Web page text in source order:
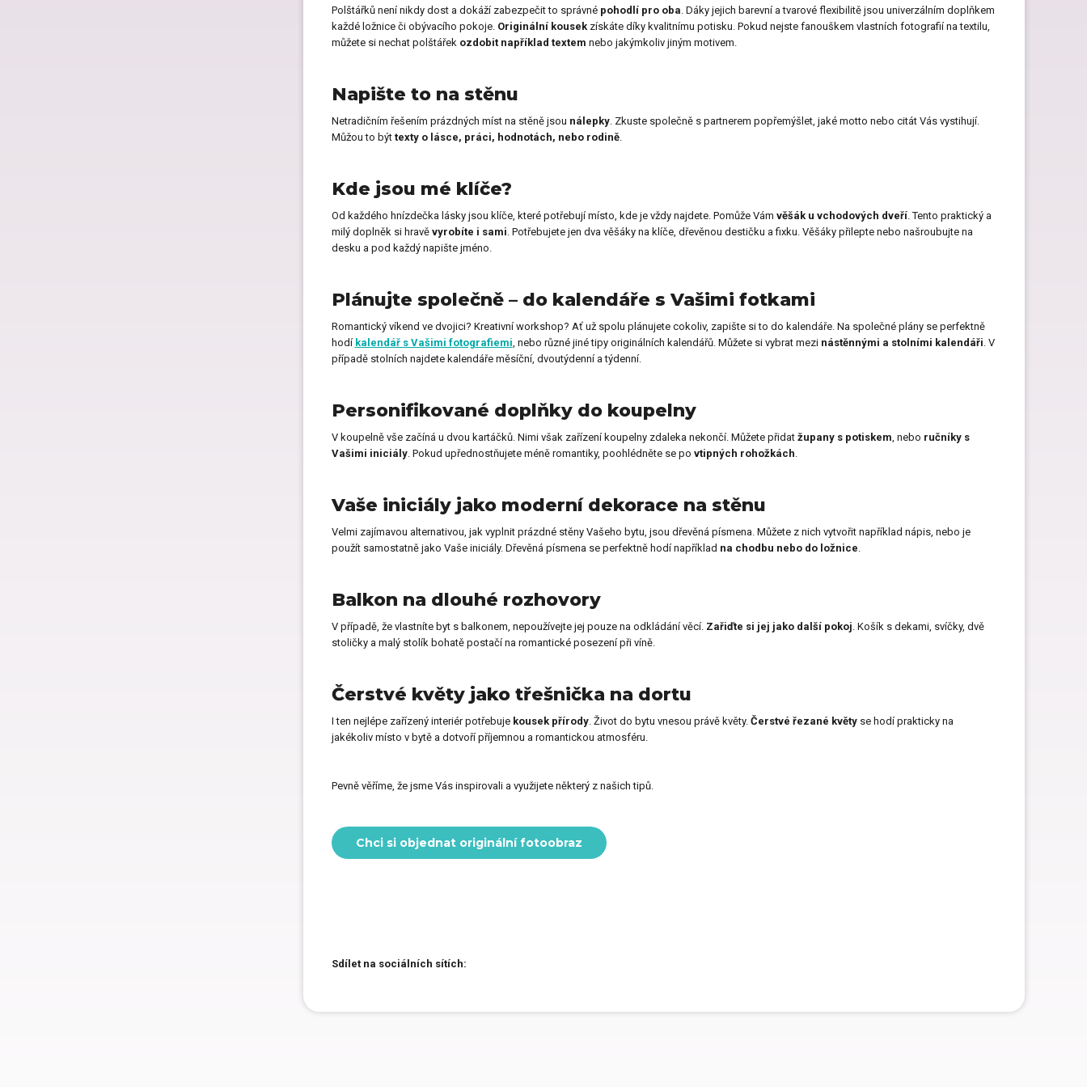
Dárky pro učitelku Dárky pro prarodiče Dárky pro páry
Dárky pro celou rodinu
Polštářků není nikdy dost a dokáží zabezpečit to správné pohodlí pro oba. Dáky jejich barevní a tvarové flexibilitě jsou univerzálním doplňkem
každé ložnice či obývacího pokoje. Originální kousekzískáte díky kvalitnímu potisku. Pokud nejste fanouškem vlastních fotografií na textilu,
můžete si nechat polštářek ozdobit například textem nebo jakýmkoliv jiným motivem.
Napište to na stěnu
Netradičním řešením prázdných míst na stěně jsou nálepky. Zkuste společně s partnerem popřemýšlet, jaké motto nebo citát Vás vystihují.
Můžou to být texty o lásce, práci, hodnotách, nebo rodině.
Kde jsou mé klíče?
Od každého hnízdečka lásky jsou klíče, které potřebují místo, kde je vždy najdete. Pomůže Vám věšák u vchodových dveří. Tento praktický a
milý doplněk si hravě vyrobíte i sami. Potřebujete jen dva věšáky na klíče, dřevěnou destičku a fixku. Věšáky přilepte nebo našroubujte na
desku a pod každý napište jméno.
Plánujte společně – do kalendáře s Vašimi fotkami
Romantický víkend ve dvojici? Kreativní workshop? Ať už spolu plánujete cokoliv, zapište si to do kalendáře. Na společné plány se perfektně
hodí kalendář s Vašimi fotografiemi, nebo různé jiné tipy originálních kalendářů. Můžete si vybrat mezi nástěnnými a stolními kalendáři. V
případě stolních najdete kalendáře měsíční, dvoutýdenní a týdenní.
Personifikované doplňky do koupelny
V koupelně vše začíná u dvou kartáčků. Nimi však zařízení koupelny zdaleka nekončí. Můžete přidat župany s potiskem, nebo ručníky s
Vašimi iniciály. Pokud upřednostňujete méně romantiky, poohlédněte se po vtipných rohožkách.
Vaše iniciály jako moderní dekorace na stěnu
Velmi zajímavou alternativou, jak vyplnit prázdné stěny Vašeho bytu, jsou dřevěná písmena. Můžete z nich vytvořit například nápis, nebo je
použít samostatně jako Vaše iniciály. Dřevěná písmena se perfektně hodí například na chodbu nebo do ložnice.
Balkon na dlouhé rozhovory
V případě, že vlastníte byt s balkonem, nepoužívejte jej pouze na odkládání věcí. Zařiďte si jej jako další pokoj. Košík s dekami, svíčky, dvě
stoličky a malý stolík bohatě postačí na romantické posezení při víně.
Čerstvé květy jako třešnička na dortu
I ten nejlépe zařízený interiér potřebuje kousek přírody. Život do bytu vnesou právě květy. Čerstvé řezané květyse hodí prakticky na
jakékoliv místo v bytě a dotvoří příjemnou a romantickou atmosféru.
Pevně věříme, že jsme Vás inspirovali a využijete některý z našich tipů.
Chci si objednat originální fotoobraz
Sdílet na sociálních sítích: